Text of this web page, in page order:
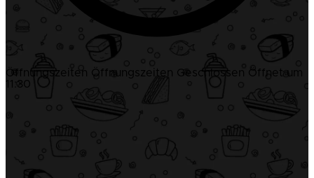
Öffnungszeiten Öffnungszeiten Geschlossen Öffnet um
11:30